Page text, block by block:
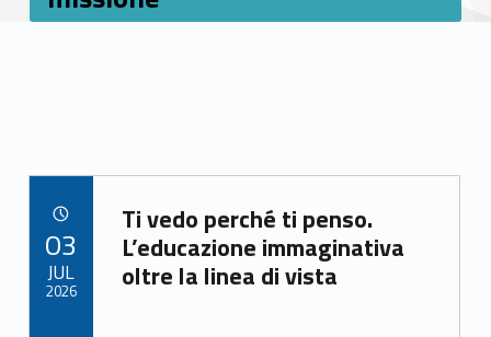
Link identifier archive #link-archive-36328
Ti vedo perché ti penso.
L’educazione immaginativa
oltre la linea di vista
03
JUL
2026